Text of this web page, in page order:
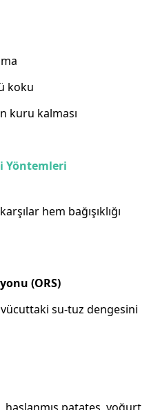
koku
kuru kalması
Yöntemleri
hem bağışıklığı
(ORS)
vücuttaki su-tuz dengesini